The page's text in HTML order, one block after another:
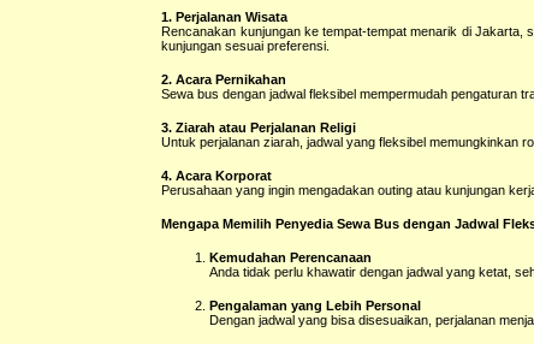
1. Perjalanan Wisata
Rencanakan kunjungan ke tempat-tempat menarik di Jakarta,
kunjungan sesuai preferensi.
2. Acara Pernikahan
Sewa bus dengan jadwal fleksibel mempermudah pengaturan
3. Ziarah atau Perjalanan Religi
Untuk perjalanan ziarah, jadwal yang fleksibel memungkinkan
4. Acara Korporat
Perusahaan yang ingin mengadakan outing atau kunjungan
Mengapa Memilih Penyedia Sewa Bus dengan Jadwal
Kemudahan Perencanaan
Anda tidak perlu khawatir dengan jadwal yang ketat,
Pengalaman yang Lebih Personal
Dengan jadwal yang bisa disesuaikan, perjalanan